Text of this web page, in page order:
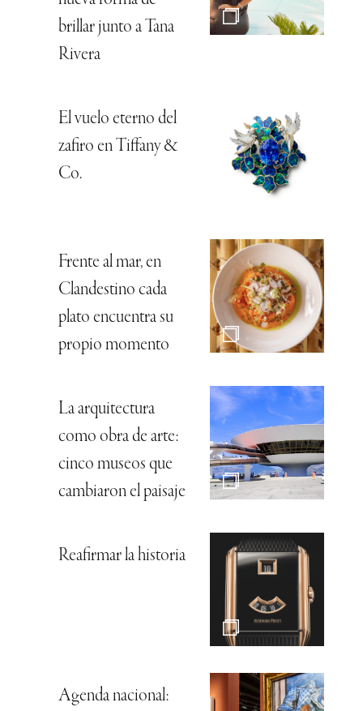
brillar junto a Tana
Rivera
El vuelo eterno del
zafiro en Tiffany &
Co.
Frente al mar, en
Clandestino cada
plato encuentra su
propio momento
La arquitectura
como obra de arte:
cinco museos que
cambiaron el paisaje
Reafirmar la historia
Agenda nacional: